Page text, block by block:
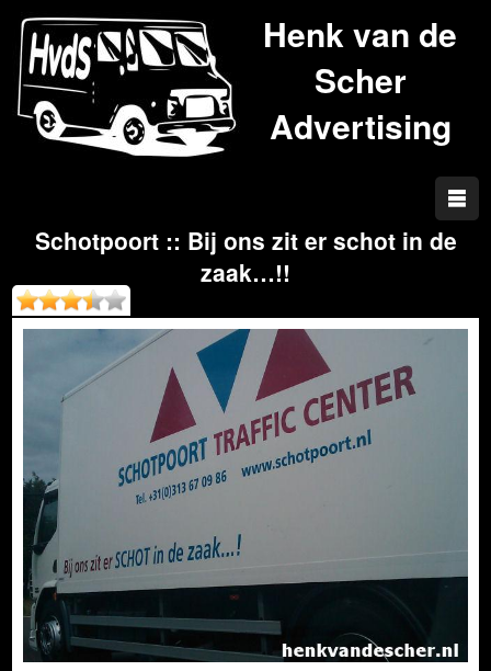
Henk van de
Scher
Advertising
Schotpoort :: Bij ons zit er schot in de
zaak…!!